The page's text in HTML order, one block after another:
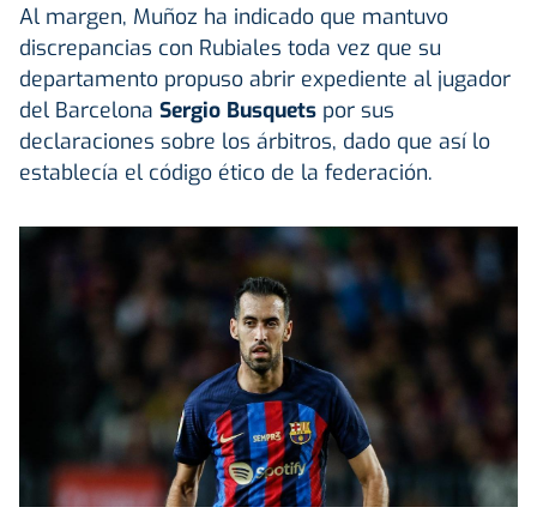
Al margen, Muñoz ha indicado que mantuvo
discrepancias con Rubiales toda vez que su
departamento propuso abrir expediente al jugador
del Barcelona Sergio Busquets por sus
declaraciones sobre los árbitros, dado que así lo
establecía el código ético de la federación.